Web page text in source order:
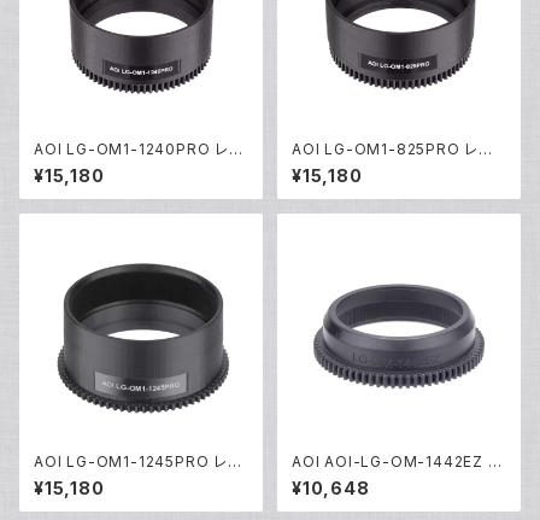
AOI LG-OM1-1240PRO レン
ズギア [21606]
¥15,180
AOI LG-OM1-825PRO レン
ズギア [21604]
¥15,180
AOI LG-OM1-1245PRO レン
ズギア [21493]
¥15,180
AOI AOI-LG-OM-1442EZ レ
ンズギア [21380]
¥10,648